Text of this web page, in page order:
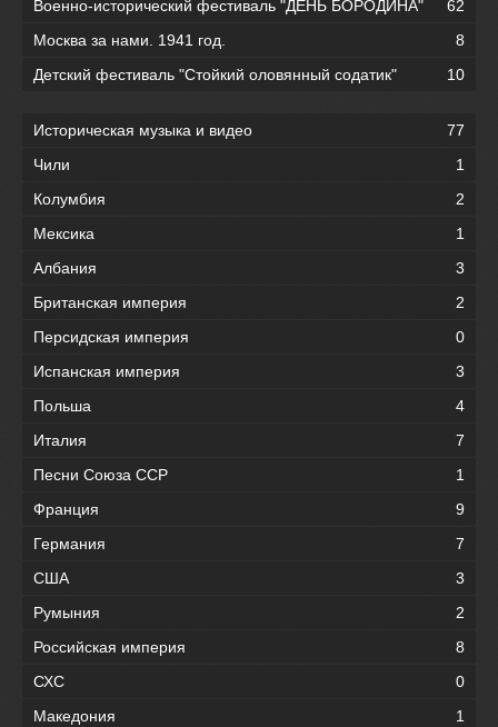
Военно-исторический фестиваль "ДЕНЬ БОРОДИНА"
62
Москва за нами. 1941 год.
8
Детский фестиваль "Стойкий оловянный содатик"
10
Историческая музыка и видео
77
Чили
1
Колумбия
2
Мексика
1
Албания
3
Британская империя
2
Персидская империя
0
Испанская империя
3
Польша
4
Италия
7
Песни Союза ССР
1
Франция
9
Германия
7
США
3
Румыния
2
Российская империя
8
СХС
0
Македония
1